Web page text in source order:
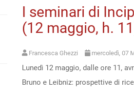
I seminari di
(12 maggio, h.
Francesca Ghezzi mercoledì, 07
Lunedì 12 maggio, dalle ore 11,
Bruno e Leibniz: prospettive di